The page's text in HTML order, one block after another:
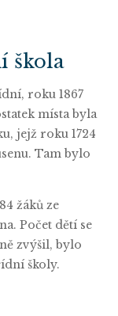
škola
roku 1867
místa byla
jejž roku 1724
Tam bylo
žáků ze
Počet dětí se
zvýšil, bylo
školy.